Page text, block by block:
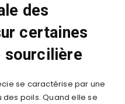
des
certaines
sourcilière
se caractérise par une
poils. Quand elle se